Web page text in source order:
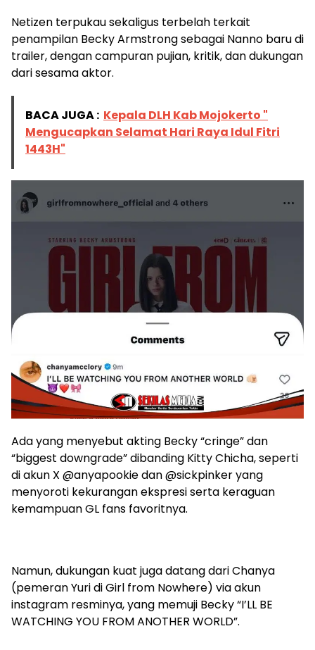
Netizen terpukau sekaligus terbelah terkait
penampilan Becky Armstrong sebagai Nanno baru di
trailer, dengan campuran pujian, kritik, dan dukungan
dari sesama aktor.
BACA JUGA : Kepala DLH Kab Mojokerto "
Mengucapkan Selamat Hari Raya Idul Fitri
1443H"
Ada yang menyebut akting Becky “cringe” dan
“biggest downgrade” dibanding Kitty Chicha, seperti
di akun X @anyapookie dan @sickpinker yang
menyoroti kekurangan ekspresi serta keraguan
kemampuan GL fans favoritnya.
Namun, dukungan kuat juga datang dari Chanya
(pemeran Yuri di Girl from Nowhere) via akun
instagram resminya, yang memuji Becky “I’LL BE
WATCHING YOU FROM ANOTHER WORLD”.